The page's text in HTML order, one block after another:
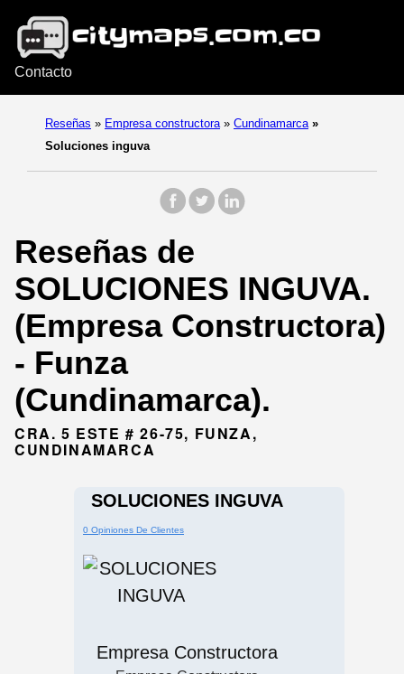
Contacto
Reseñas » Empresa constructora » Cundinamarca »
Soluciones inguva
Reseñas de
SOLUCIONES INGUVA.
(Empresa Constructora)
- Funza
(Cundinamarca).
CRA. 5 ESTE # 26-75, FUNZA,
CUNDINAMARCA
SOLUCIONES INGUVA
0 Opiniones De Clientes
Empresa Constructora